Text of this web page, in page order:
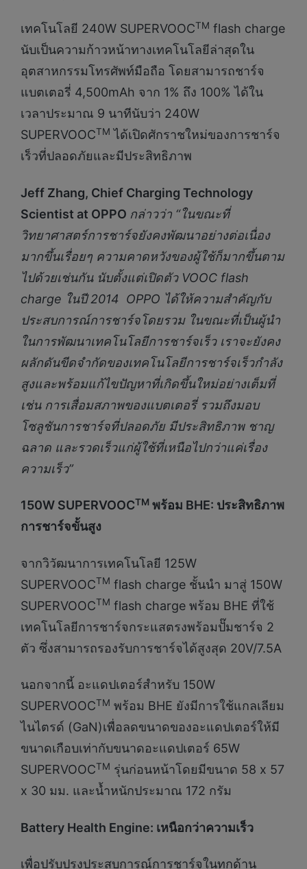
เทคโนโลยี 240W SUPERVOOCTM flash charge
นับเป็นความก้าวหน้าทางเทคโนโลยีล่าสุดใน
อุตสาหกรรมโทรศัพท์มือถือ โดยสามารถชาร์จ
แบตเตอรี่ 4,500mAh จาก 1% ถึง 100% ได้ใน
เวลาประมาณ 9 นาทีนับว่า 240W
SUPERVOOCTM ได้เปิดศักราชใหม่ของการชาร์จ
เร็วที่ปลอดภัยและมีประสิทธิภาพ
Jeff Zhang, Chief Charging Technology
Scientist at OPPO กล่าวว่า “ในขณะที่
วิทยาศาสตร์การชาร์จยังคงพัฒนาอย่างต่อเนื่อง
มากขึ้นเรื่อยๆ ความคาดหวังของผู้ใช้ก็มากขึ้นตาม
ไปด้วยเช่นกัน นับตั้งแต่เปิดตัว VOOC flash
charge ในปี 2014 OPPO ได้ให้ความสำคัญกับ
ประสบการณ์การชาร์จโดยรวม ในขณะที่เป็นผู้นำ
ในการพัฒนาเทคโนโลยีการชาร์จเร็ว เราจะยังคง
ผลักดันขีดจำกัดของเทคโนโลยีการชาร์จเร็วกำลัง
สูงและพร้อมแก้ไขปัญหาที่เกิดขึ้นใหม่อย่างเต็มที่
เช่น การเสื่อมสภาพของแบตเตอรี่ รวมถึงมอบ
โซลูชันการชาร์จที่ปลอดภัย มีประสิทธิภาพ ชาญ
ฉลาด และรวดเร็วแก่ผู้ใช้ที่เหนือไปกว่าแค่เรื่อง
ความเร็ว”
150W SUPERVOOCTM พร้อม BHE: ประสิทธิภาพ
การชาร์จขั้นสูง
จากวิวัฒนาการเทคโนโลยี 125W
SUPERVOOCTM flash charge ชั้นนำ มาสู่ 150W
SUPERVOOCTM flash charge พร้อม BHE ที่ใช้
เทคโนโลยีการชาร์จกระแสตรงพร้อมปั๊มชาร์จ 2
ตัว ซึ่งสามารถรองรับการชาร์จได้สูงสุด 20V/7.5A
นอกจากนี้ อะแดปเตอร์สำหรับ 150W
SUPERVOOCTM พร้อม BHE ยังมีการใช้แกลเลียม
ไนไตรด์ (GaN)เพื่อลดขนาดของอะแดปเตอร์ให้มี
ขนาดเกือบเท่ากับขนาดอะแดปเตอร์ 65W
SUPERVOOCTM รุ่นก่อนหน้าโดยมีขนาด 58 x 57
x 30 มม. และน้ำหนักประมาณ 172 กรัม
Battery Health Engine: เหนือกว่าความเร็ว
เพื่อปรับปรุงประสบการณ์การชาร์จในทุกด้าน